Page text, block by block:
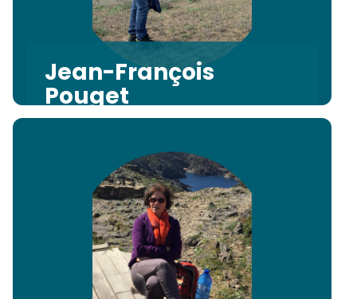
Jean-François
Pouget
Directeur Général